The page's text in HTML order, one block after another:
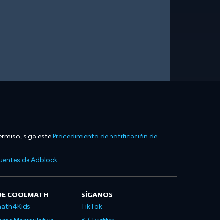
siga esteProcedimiento de notificación de
de Adblock
COOLMATH SÍGANOS
TikTok